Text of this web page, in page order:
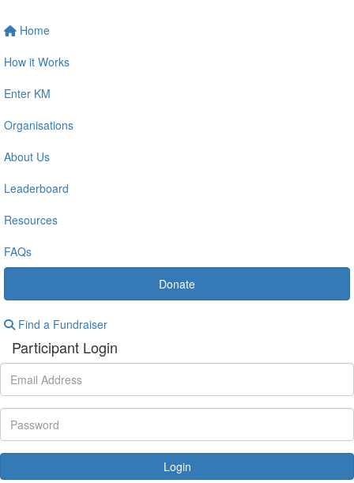
Home
How it Works
Enter KM
Organisations
About Us
Leaderboard
Resources
FAQs
Donate
Find a Fundraiser
Participant Login
Login